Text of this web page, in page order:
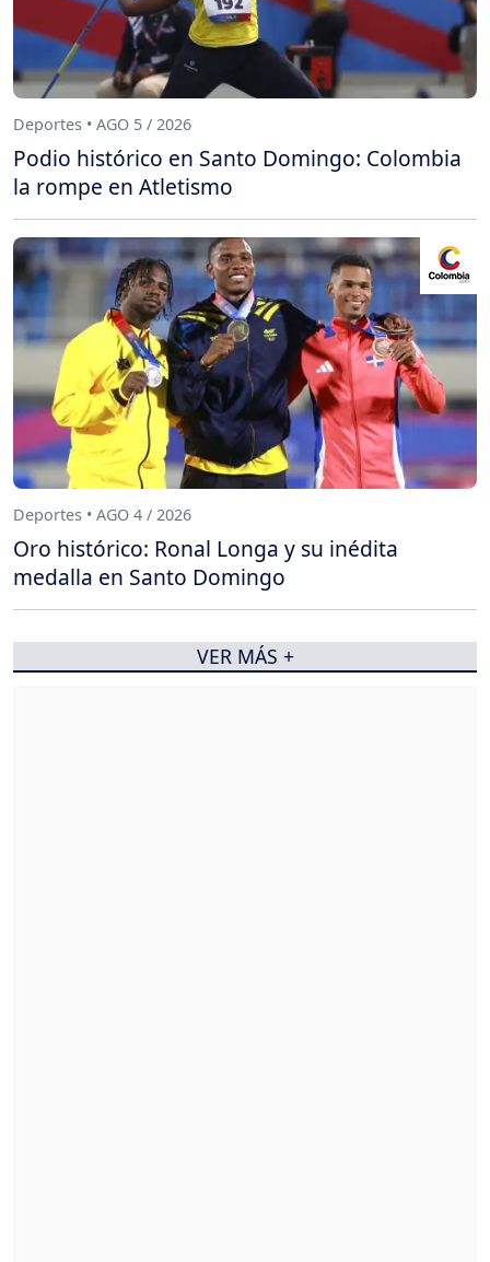
Deportes • AGO 5 / 2026
Podio histórico en Santo Domingo: Colombia
la rompe en Atletismo
Deportes • AGO 4 / 2026
Oro histórico: Ronal Longa y su inédita
medalla en Santo Domingo
VER MÁS +